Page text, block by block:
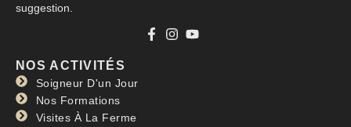
suggestion.
NOS ACTIVITÉS
Soigneur D'un Jour
Nos Formations
Visites À La Ferme